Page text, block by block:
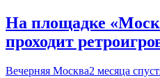
На площадке
проходит
Вечерняя Москва2 месяца